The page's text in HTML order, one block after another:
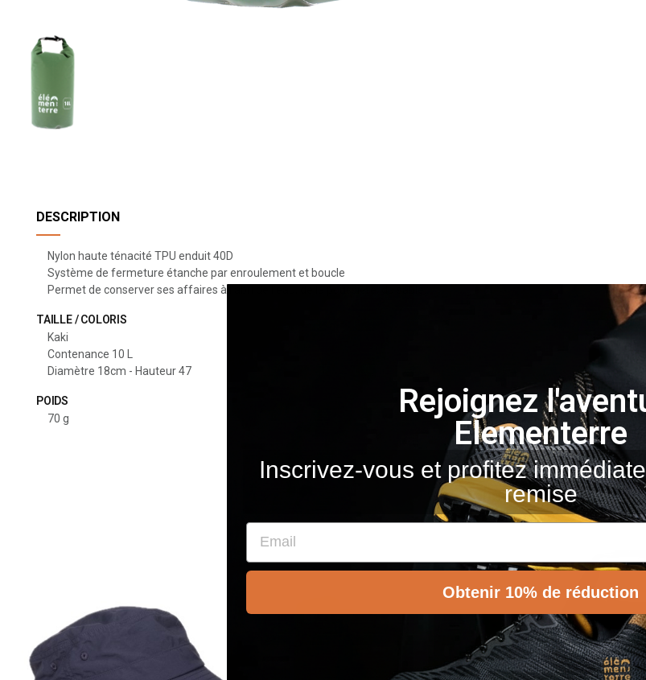
DESCRIPTION
Nylon haute ténacité TPU enduit 40D
Système de fermeture étanche par enroulement et boucle
Permet de conserver ses affaires à l'abri de l'eau, de la poussière, du sable...
TAILLE / COLORIS
Kaki
Contenance 10 L
Diamètre 18cm - Hauteur 47
POIDS
70 g
Vous Aimerez Aussi
Rejoignez
Elementerre
Inscrivez-vous et profitez
remise
Email
Obtenir 10% de réduction